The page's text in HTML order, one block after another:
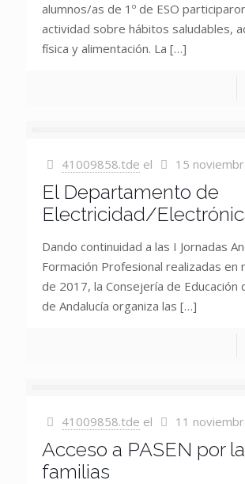
alumnos/as de 1º de ESO
actividad sobre hábitos saludables,
física y alimentación. La […]
41009858.tde el 15
El Departamento de
Electricidad/
Dando continuidad a las I Jornadas
Formación Profesional realizadas en
de 2017, la Consejería de Educación
de Andalucía organiza las […]
41009858.tde el 11
Acceso a PASEN por
familias